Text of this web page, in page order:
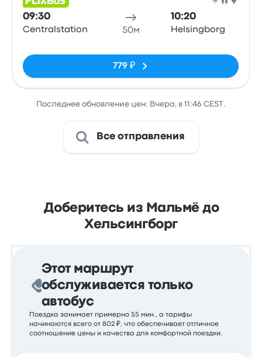
09:30
Centralstation 50м
10:20
Helsingborg
779 ₽
Последнее обновление цен: Вчера, в 11:46 CEST.
Все отправления
Доберитесь из Мальмё до
Хельсингборг
Этот маршрут
обслуживается только
автобус
Поездка занимает примерно 55 мин., а тарифы
начинаются всего от 802 ₽, что обеспечивает отличное
соотношение цены и качества для комфортной поездки.